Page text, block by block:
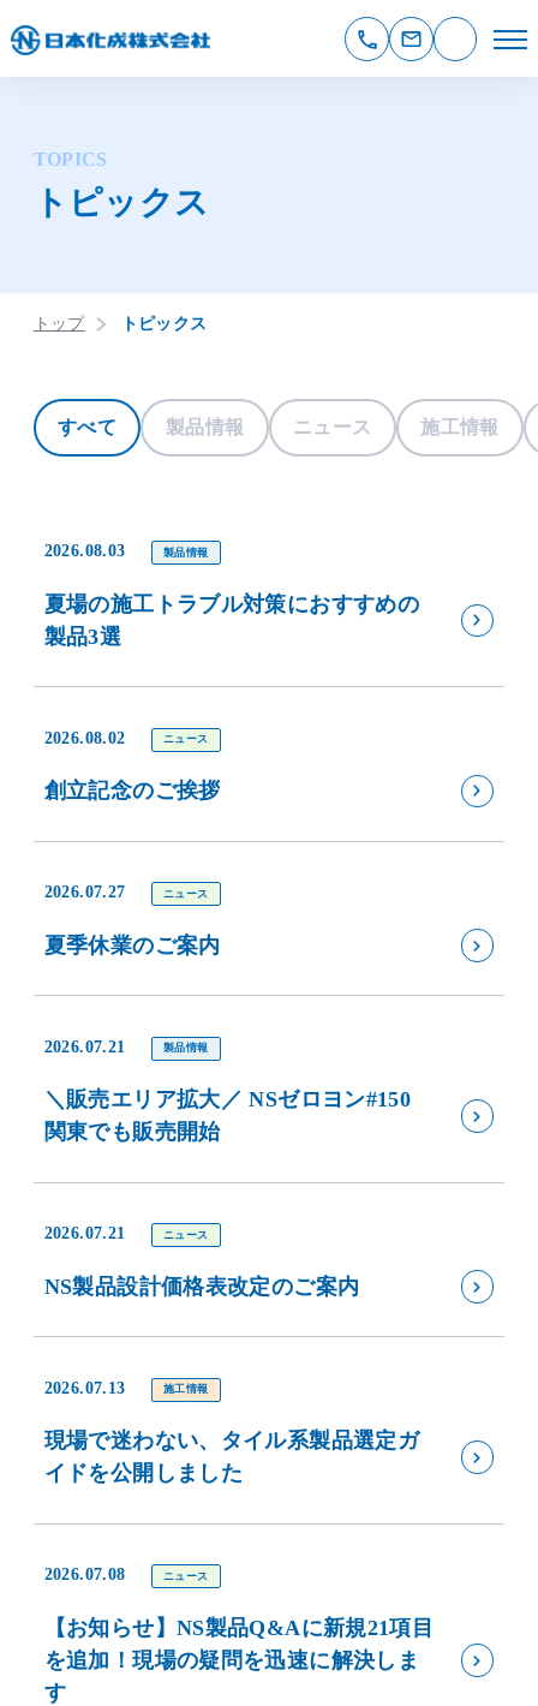
TOPICS
トピックス
トップ トピックス
すべて 製品情報 ニュース 施工情報
2026.08.03 製品情報
夏場の施工トラブル対策におすすめの
製品3選
2026.08.02 ニュース
創立記念のご挨拶
2026.07.27 ニュース
夏季休業のご案内
2026.07.21 製品情報
＼販売エリア拡大／ NSゼロヨン#150
関東でも販売開始
2026.07.21 ニュース
NS製品設計価格表改定のご案内
2026.07.13 施工情報
現場で迷わない、タイル系製品選定ガ
イドを公開しました
2026.07.08 ニュース
【お知らせ】NS製品Q&Aに新規21項目
を追加！現場の疑問を迅速に解決しま
す